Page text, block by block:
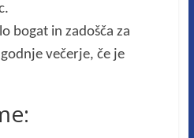
bogat in zadošča za
večerje, če je